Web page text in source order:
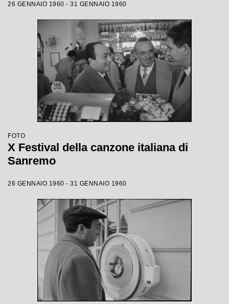
26 GENNAIO 1960 - 31 GENNAIO 1960
FOTO
X Festival della canzone italiana di
Sanremo
26 GENNAIO 1960 - 31 GENNAIO 1960